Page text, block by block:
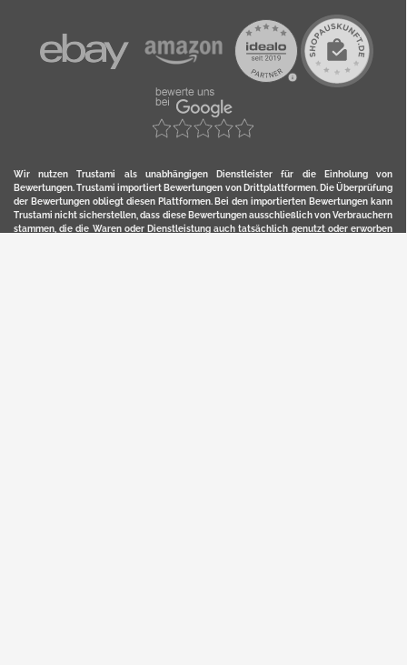
Wir nutzen Trustami als unabhängigen Dienstleister für die Einholung von
Bewertungen. Trustami importiert Bewertungen von Drittplattformen. Die Überprüfung
der Bewertungen obliegt diesen Plattformen. Bei den importierten Bewertungen kann
Trustami nicht sicherstellen, dass diese Bewertungen ausschließlich von Verbrauchern
stammen, die die Waren oder Dienstleistung auch tatsächlich genutzt oder erworben